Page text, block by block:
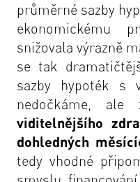
průměrné sazby
ekonomickému
snižovala výrazně
se tak
sazby hypoték s
nedočkáme, ale
viditelnějšího
dohledných
tedy vhodné